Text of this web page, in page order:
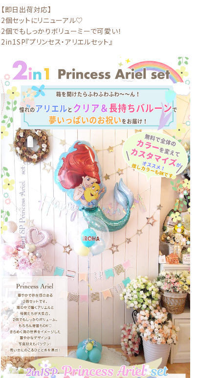
【即日出荷対応】
2個セットにリニューアル♡
2個でもしっかりボリューミーで可愛い！
2in1SP『プリンセス・アリエルセット』